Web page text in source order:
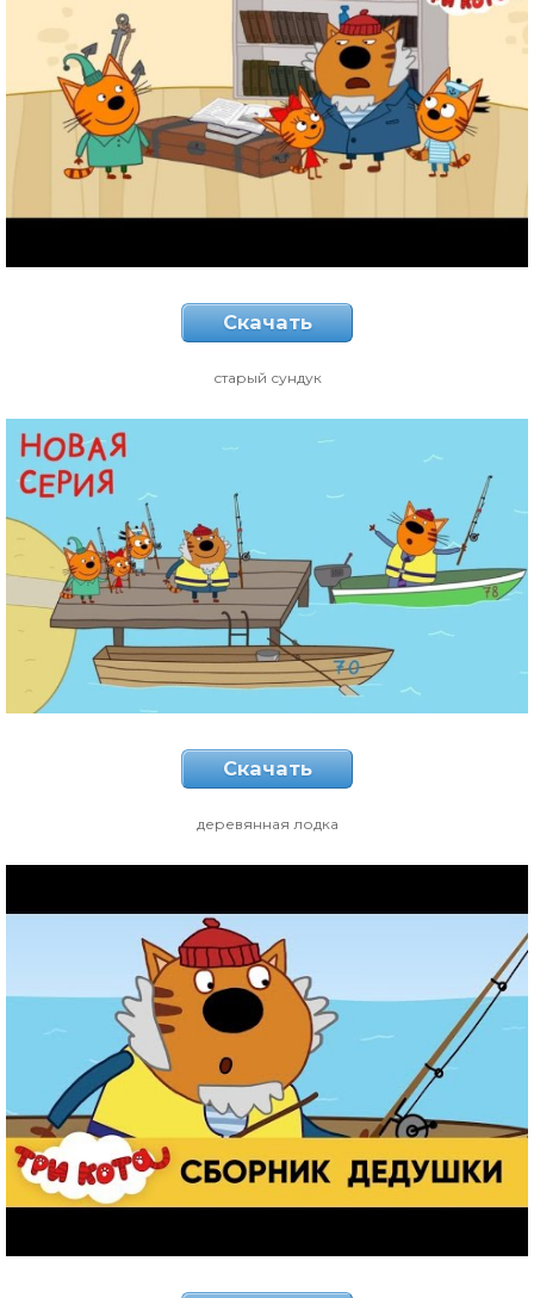
Скачать
старый сундук
Скачать
деревянная лодка